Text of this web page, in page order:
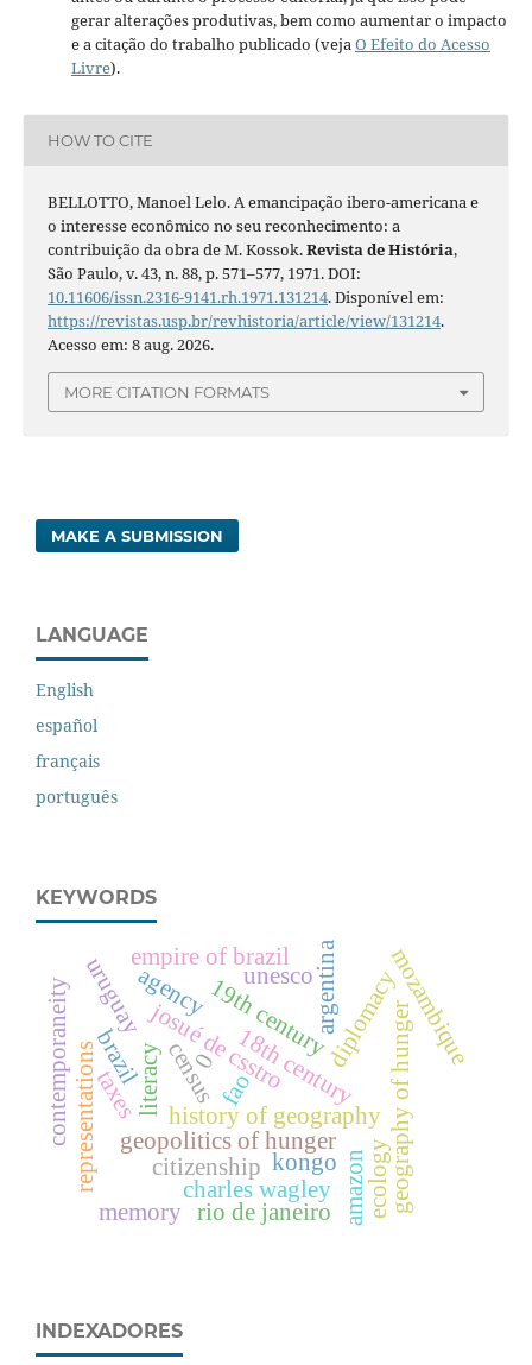
gerar alterações produtivas, bem como aumentar o impacto
e a citação do trabalho publicado (vejaO Efeito do Acesso
Livre).
HOW TO CITE
BELLOTTO, Manoel Lelo. A emancipação ibero-americana e
o interesse econômico no seu reconhecimento: a
contribuição da obra de M. Kossok.Revista de História,
São Paulo, v. 43, n. 88, p. 571–577, 1971. DOI:
10.11606/issn.2316-9141.rh.1971.131214. Disponível em:
https://revistas.usp.br/revhistoria/article/view/131214.
Acesso em: 8 aug. 2026.
MORE CITATION FORMATS
MAKE A SUBMISSION
LANGUAGE
English
español
français
português
KEYWORDS
josué de csstro
fao
history of geography geography of hunger
geopolitics of hunger
kongo
literacy
diplomacy
18th century
19th century
argentina
brazil
representations 0
citizenship
census
taxes
amazon
charles wagley
unesco
empire of brazil
uruguay
ecology
rio de janeiro
agency mozambique
memory
contemporaneity
INDEXADORES